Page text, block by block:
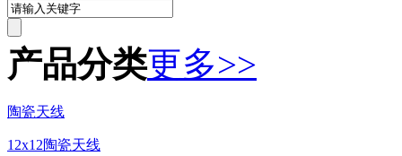
产品分类更多>>
陶瓷天线
12x12陶瓷天线